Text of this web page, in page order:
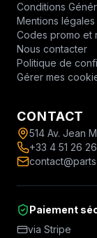
Conditions
Mentions légales
Codes promo et
Nous contacter
Politique de
Gérer mes
CONTACT
514 Av. Jean
+33 4 51 26
Paiement
via Stripe